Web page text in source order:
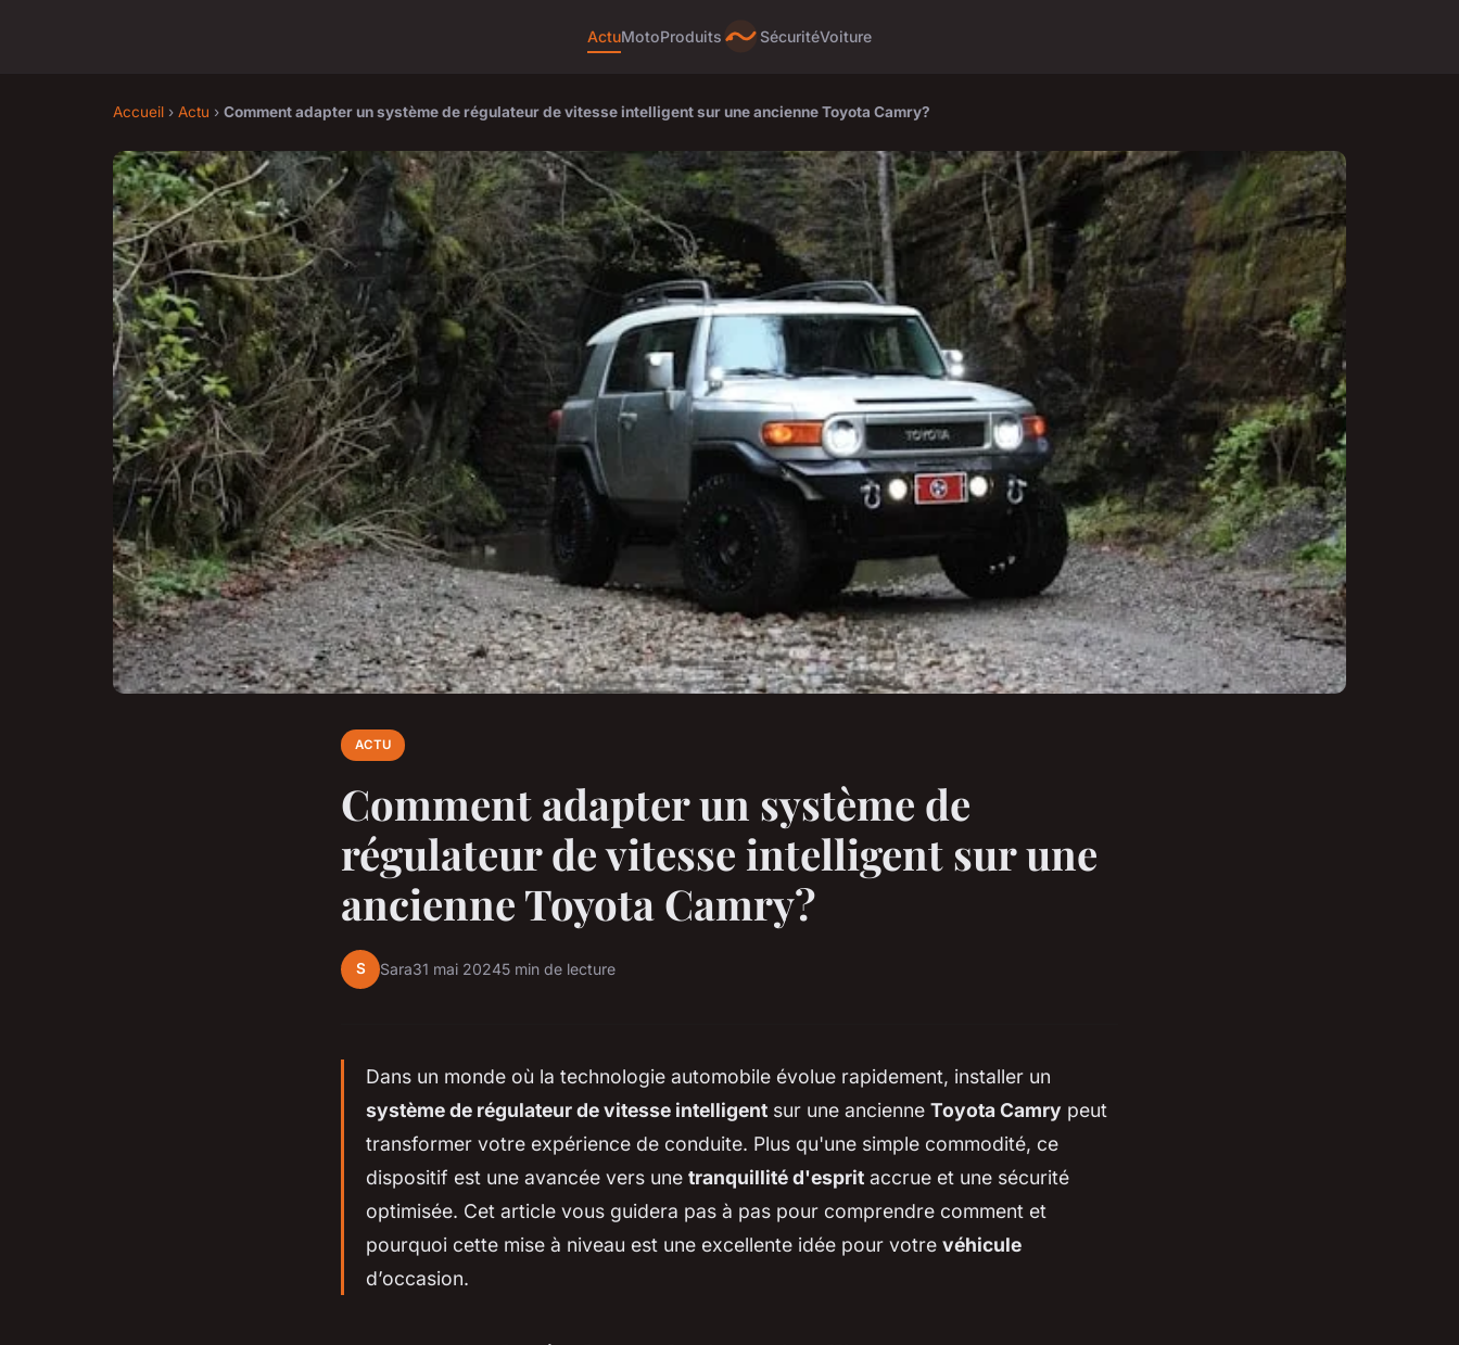
ActuMotoProduits SécuritéVoiture
Accueil › Actu › Comment adapter un système de régulateur de vitesse intelligent sur une ancienne Toyota Camry?
ACTU
Comment adapter un système de
régulateur de vitesse intelligent sur une
ancienne Toyota Camry?
S Sara31 mai 20245 min de lecture
Dans un monde où la technologie automobile évolue rapidement, installer un
système de régulateur de vitesse intelligent sur une ancienne Toyota Camry peut
transformer votre expérience de conduite. Plus qu'une simple commodité, ce
dispositif est une avancée vers une tranquillité d'esprit accrue et une sécurité
optimisée. Cet article vous guidera pas à pas pour comprendre comment et
pourquoi cette mise à niveau est une excellente idée pour votre véhicule
d’occasion.